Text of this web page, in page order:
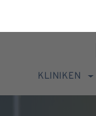
KLINIKEN